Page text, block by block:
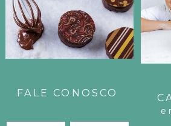
L
H
FALE CONOSCO
e